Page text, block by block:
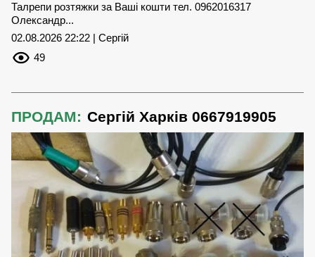
Талрепи розтяжки за Ваші кошти тел. 0962016317
Олександр...
02.08.2026 22:22 | Сергій
49
ПРОДАМ: Сергій Харків 0667919905